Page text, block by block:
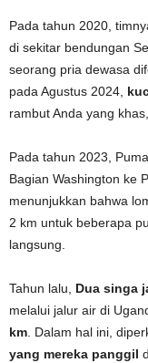
Pada tahun 2020,
di sekitar bendungan
seorang pria dewasa
pada Agustus 2024,
rambut Anda yang khas,
Pada tahun 2023,
Bagian Washington ke
menunjukkan bahwa
2 km untuk beberapa
langsung.
Tahun lalu, Dua singa
melalui jalur air di
km . Dalam hal ini,
yang mereka panggil